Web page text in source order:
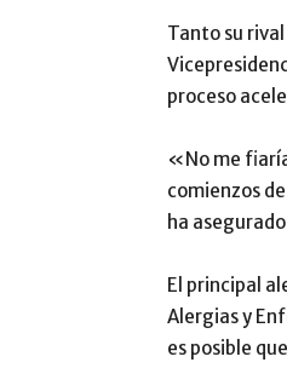
Tanto su
proceso
«No me
comienzos
ha
El principal
Alergias y
es posible